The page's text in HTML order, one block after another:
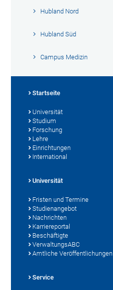
Hubland Nord
Hubland Süd
Campus Medizin
Startseite
Universität
Studium
Forschung
Lehre
Einrichtungen
International
Universität
Fristen und Termine
Studienangebot
Nachrichten
Karriereportal
Beschäftigte
VerwaltungsABC
Amtliche Veröffentlichungen
Service